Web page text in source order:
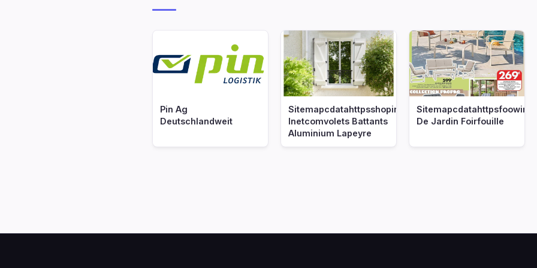
Pin Ag
Deutschlandweit
Sitemapcdatahttpsshopinf
Inetcomvolets Battants
Aluminium Lapeyre
De Jardin Foirfouille